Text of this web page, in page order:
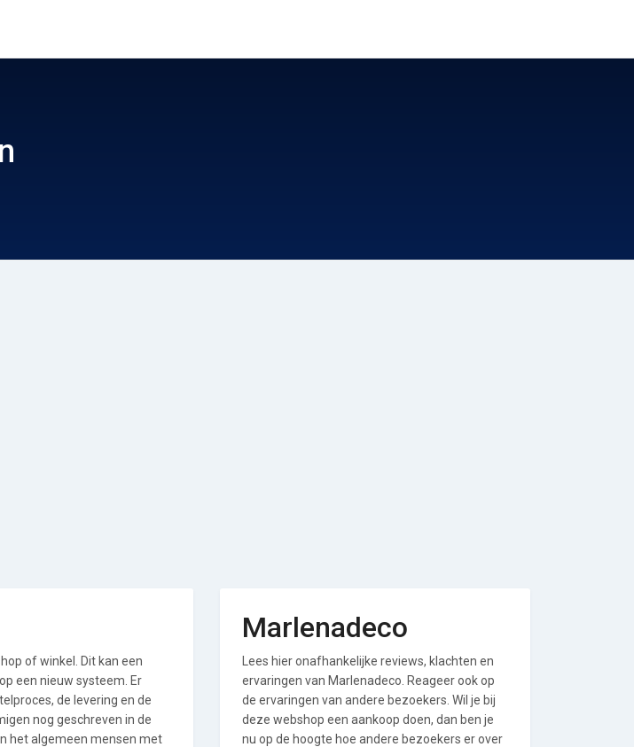
of winkel. Dit kan een
een nieuw systeem. Er
de levering en de
nog geschreven in de
het algemeen mensen met
Marlenadeco
Lees hier onafhankelijke reviews, klachten en
ervaringen van Marlenadeco. Reageer ook op
de ervaringen van andere bezoekers. Wil je bij
deze webshop een aankoop doen, dan ben je
nu op de hoogte hoe andere bezoekers er over